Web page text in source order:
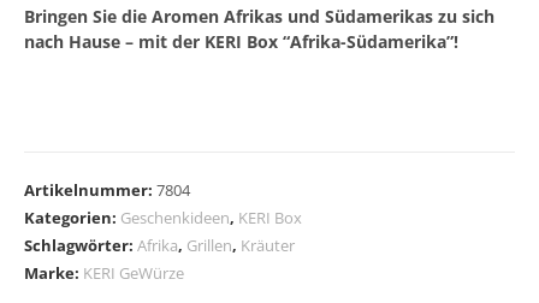
Bringen Sie die Aromen Afrikas und Südamerikas zu sich
nach Hause – mit der KERI Box “Afrika-Südamerika”!
t
Artikelnummer: 7804
Kategorien: Geschenkideen, KERI Box
Schlagwörter: Afrika, Grillen, Kräuter
Marke: KERI GeWürze